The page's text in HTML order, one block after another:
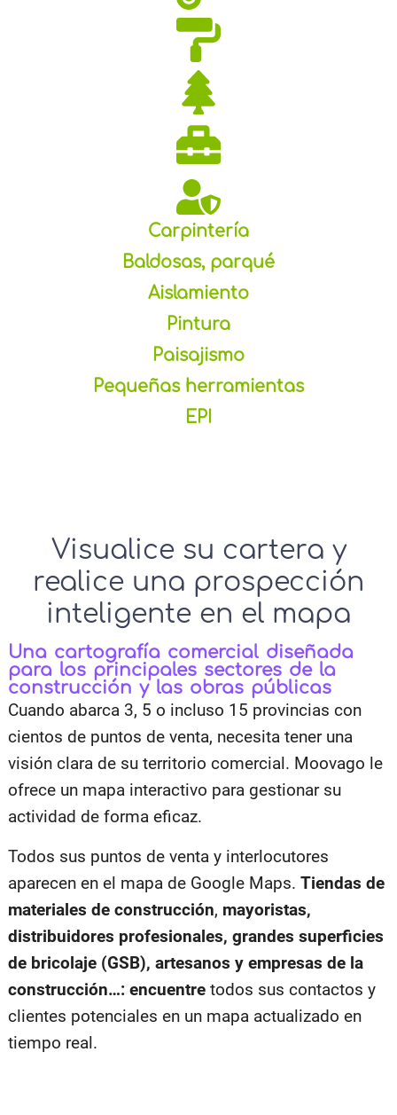
Carpintería
Baldosas, parqué
Aislamiento
Pintura
Paisajismo
Pequeñas herramientas
EPI
Visualice su cartera y
realice una prospección
inteligente en el mapa
Una cartografía comercial diseñada
para los principales sectores de la
construcción y las obras públicas
Cuando abarca 3, 5 o incluso 15 provincias con
cientos de puntos de venta, necesita tener una
visión clara de su territorio comercial. Moovago le
ofrece un mapa interactivo para gestionar su
actividad de forma eficaz.
Todos sus puntos de venta y interlocutores
aparecen en el mapa de Google Maps. Tiendas de
materiales de construcción, mayoristas,
distribuidores profesionales, grandes superficies
de bricolaje (GSB), artesanos y empresas de la
construcción…: encuentre todos sus contactos y
clientes potenciales en un mapa actualizado en
tiempo real.